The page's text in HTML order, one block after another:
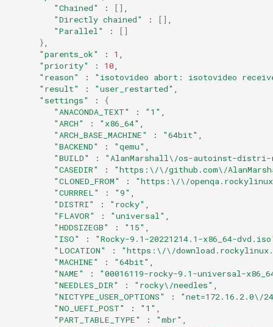
"Chained"
: []
"Directly chained"
: []
"Parallel"
:
[]
}
"parents_ok"
: 1
"priority"
: 10
"reason"
:
"isotovideo abort: isotovideo
"result"
: "user_restarted"
"settings"
:
{
"ANACONDA_TEXT"
: "1"
"ARCH"
: "x86_64"
"ARCH_BASE_MACHINE"
: "64bit"
"BACKEND"
: "qemu"
"BUILD"
:
"AlanMarshall\/os-autoinst-distri-
"CASEDIR"
:
"https:\/\/github.com\/
"CLONED_FROM"
:
"https:\/\/
"CURRREL"
: "9"
"DISTRI"
: "rocky"
"FLAVOR"
: "universal"
"HDDSIZEGB"
: "15"
"ISO"
:
"Rocky-9.1-20221214.1-x86_64-
"LOCATION"
:
"https:\/\/
"MACHINE"
: "64bit"
"NAME"
:
"00016119-rocky-9.1-universal-
"NEEDLES_DIR"
: "rocky\/needles"
"NICTYPE_USER_OPTIONS"
:
"net=172.16.2.0\/
"NO_UEFI_POST"
: "1"
"PART_TABLE_TYPE"
: "mbr"